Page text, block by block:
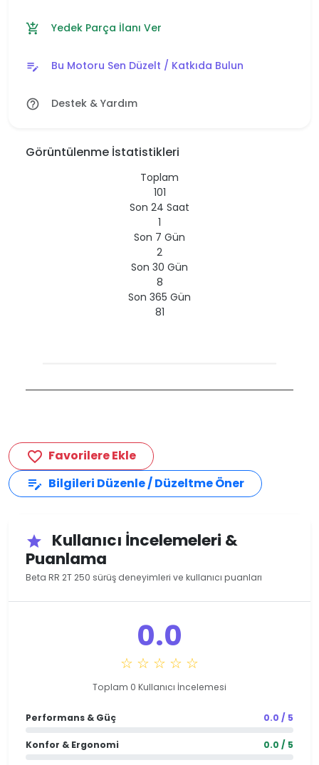
add_shopping_cart Yedek Parça İlanı Ver
edit_note Bu Motoru Sen Düzelt / Katkıda Bulun
help_outline Destek & Yardım
Görüntülenme İstatistikleri
Toplam
101
Son 24 Saat
1
Son 7 Gün
2
Son 30 Gün
8
Son 365 Gün
81
favorite_border Favorilere Ekle
edit_note Bilgileri Düzenle / Düzeltme Öner
star
Kullanıcı İncelemeleri &
Puanlama
Beta RR 2T 250 sürüş deneyimleri ve kullanıcı puanları
0.0
☆ ☆ ☆ ☆ ☆
Toplam 0 Kullanıcı İncelemesi
Performans & Güç 0.0 / 5
Konfor & Ergonomi 0.0 / 5